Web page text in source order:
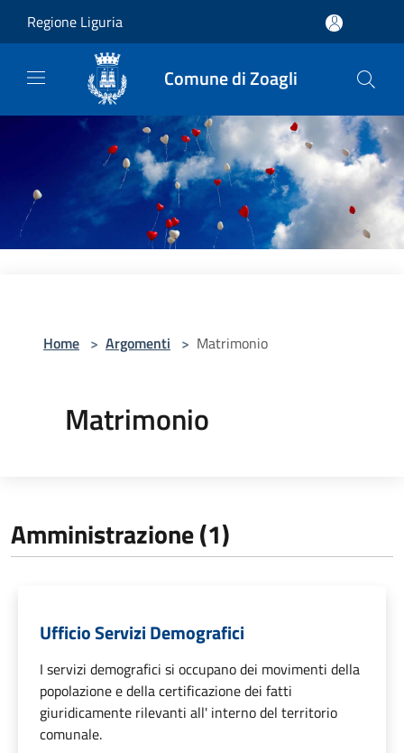
Regione Liguria
Comune di Zoagli
Home > Argomenti > Matrimonio
Matrimonio
Amministrazione (1)
Ufficio Servizi Demografici
I servizi demografici si occupano dei movimenti della
popolazione e della certificazione dei fatti
giuridicamente rilevanti all' interno del territorio
comunale.